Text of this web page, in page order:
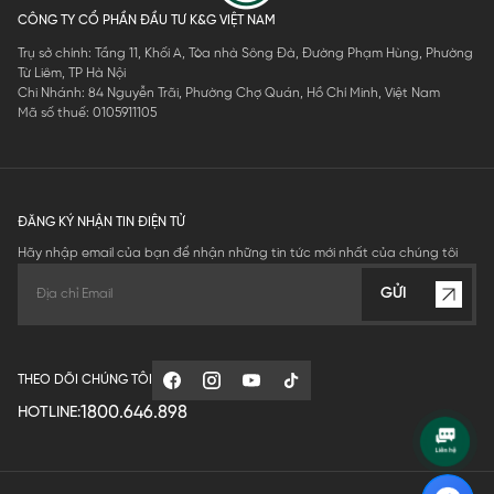
CÔNG TY CỔ PHẦN ĐẦU TƯ K&G VIỆT NAM
Trụ sở chính: Tầng 11, Khối A, Tòa nhà Sông Đà, Đường Phạm Hùng, Phường
Từ Liêm, TP Hà Nội
Chi Nhánh: 84 Nguyễn Trãi, Phường Chợ Quán, Hồ Chí Minh, Việt Nam
Mã số thuế: 0105911105
ĐĂNG KÝ NHẬN TIN ĐIỆN TỬ
Hãy nhập email của bạn để nhận những tin tức mới nhất của chúng tôi
GỬI
THEO DÕI CHÚNG TÔI
HOTLINE:1800.646.898